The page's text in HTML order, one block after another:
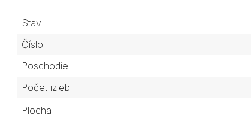
Stav
Číslo
Poschodie
Počet izieb
Plocha